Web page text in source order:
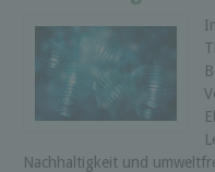
Nachhaltigkeit und